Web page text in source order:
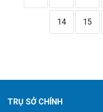
14 15
TRỤ SỞ CHÍNH